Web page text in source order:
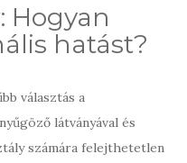
Hogyan
hatást?
választás a
látványával és
számára felejthetetlen